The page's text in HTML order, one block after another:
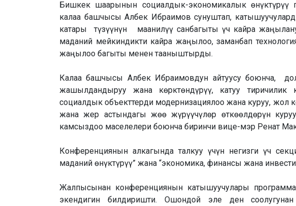
Бишкек шаарынын социалдык-экономикалык өнүктүрүү
калаа башчысы Албек Ибраимов сунуштап,
катары түзүүнүн маанилүү санбагыты үч кайра
маданий мейкиндикти кайра жаңылоо, заманбап
жаңылоо багыты менен тааныштырды.
Калаа башчысы Албек Ибраимовдун айтуусу боюнча,
жашылдандыруу жана көрктөндүрүү, катуу тиричилик
социалдык объекттерди модернизациялоо жана куруу, жол
жана жер астындагы жөө жүрүүчүлөр өткөөлдөрүн
камсыздоо маселелери боюнча биринчи вице-мэр Ренат
Конференциянын алкагында талкуу үчүн негизги үч
маданий өнүктүрүү” жана “экономика, финансы жана
Жалпысынан конференциянын катышуучулары
экендигин билдиришти. Ошондой эле ден соолугунан